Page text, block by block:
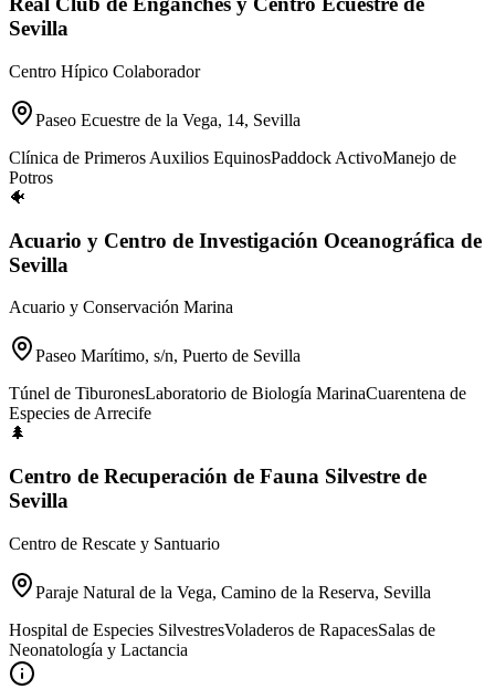
Sevilla
Centro Hípico Colaborador
Paseo Ecuestre de la Vega, 14, Sevilla
Clínica de Primeros Auxilios EquinosPaddock ActivoManejo de
Potros
🐠
Acuario y Centro de Investigación Oceanográfica de
Sevilla
Acuario y Conservación Marina
Paseo Marítimo, s/n, Puerto de Sevilla
Túnel de TiburonesLaboratorio de Biología MarinaCuarentena de
Especies de Arrecife
🌲
Centro de Recuperación de Fauna Silvestre de
Sevilla
Centro de Rescate y Santuario
Paraje Natural de la Vega, Camino de la Reserva, Sevilla
Hospital de Especies SilvestresVoladeros de RapacesSalas de
Neonatología y Lactancia